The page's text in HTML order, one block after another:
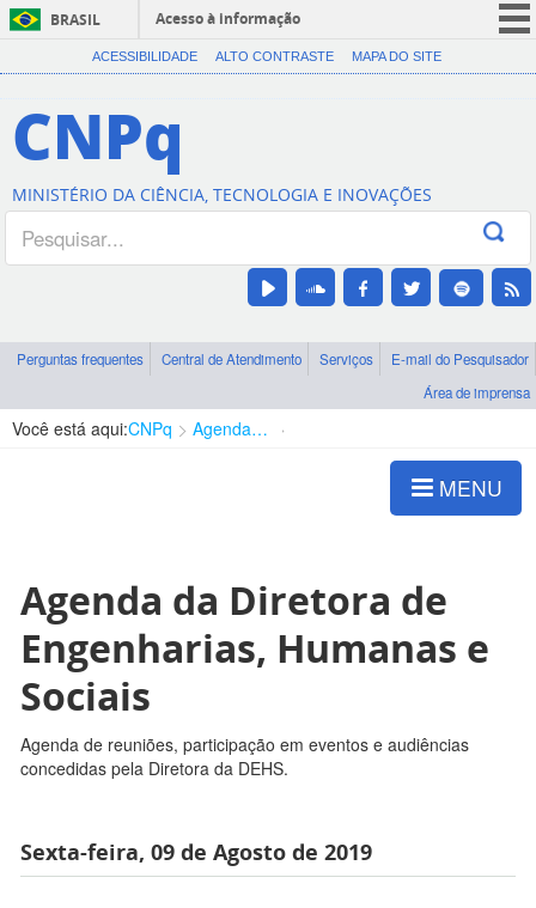
BRASIL
Acesso à informação
CORONAVÍRUS (COVID-19)
Canais
ACESSIBILIDADE ALTO CONTRASTE MAPA DO SITE
CNPq
MINISTÉRIO DA CIÊNCIA, TECNOLOGIA E INOVAÇÕES
Perguntas frequentes Central de Atendimento Serviços
E-mail do Pesquisador
Área de imprensa
Você está aqui:CNPq Agenda de autoridades
MENU
Agenda da Diretora de
Engenharias, Humanas e
Sociais
Agenda de reuniões, participação em eventos e audiências
concedidas pela Diretora da DEHS.
Sexta-feira, 09 de Agosto de 2019